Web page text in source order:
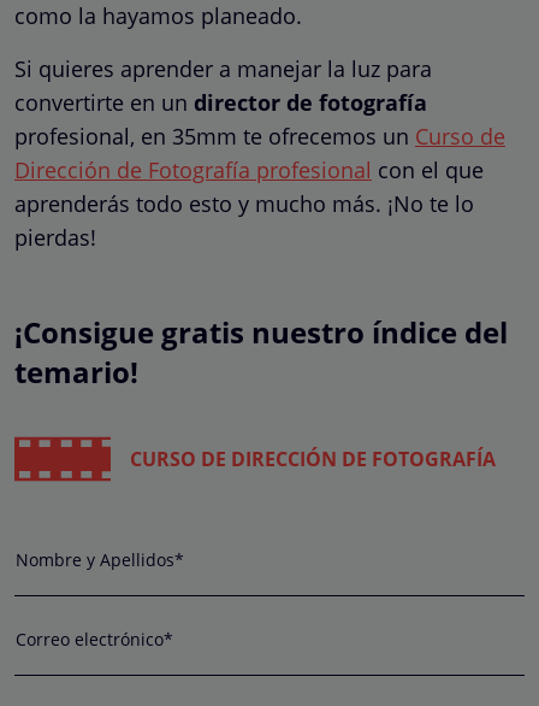
como la hayamos planeado.
Si quieres aprender a manejar la luz para
convertirte en un director de fotografía
profesional, en 35mm te ofrecemos un Curso de
Dirección de Fotografía profesional con el que
aprenderás todo esto y mucho más. ¡No te lo
pierdas!
¡Consigue gratis nuestro índice del
temario!
CURSO DE DIRECCIÓN DE FOTOGRAFÍA
Nombre y Apellidos*
Correo electrónico*